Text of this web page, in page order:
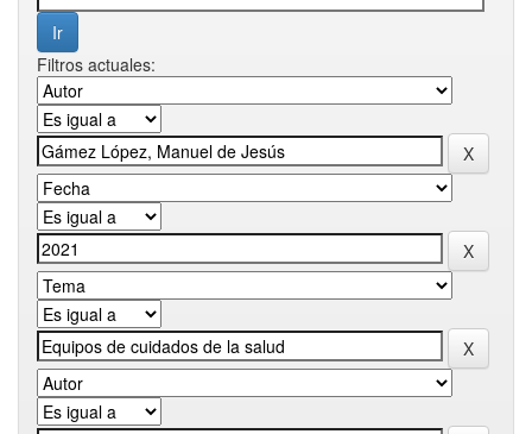
Filtros actuales: